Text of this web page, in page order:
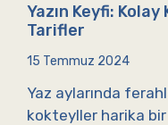
Yazın Keyfi:
Tarifler
15 Temmuz 2024
Yaz aylarında
kokteyller harika bir